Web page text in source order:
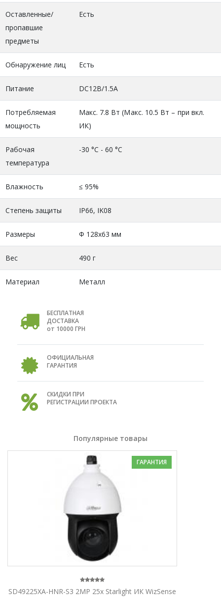
Оставленные/
пропавшие
предметы
Есть
Обнаружение лиц Есть
Питание DC12В/1.5A
Потребляемая
мощность
Макс. 7.8 Вт (Макс. 10.5 Вт – при вкл.
ИК)
Рабочая
температура
-30 °C - 60 °C
Влажность ≤ 95%
Степень защиты IP66, IK08
Размеры Ф 128x63 мм
Вес 490 г
Материал Металл
БЕСПЛАТНАЯ
ДОСТАВКА
от 10000 ГРН
ОФИЦИАЛЬНАЯ
ГАРАНТИЯ
СКИДКИ ПРИ
РЕГИСТРАЦИИ ПРОЕКТА
Популярные товары
ГАРАНТИЯ
SD49225XA-HNR-S3 2MP 25x Starlight ИК WizSense